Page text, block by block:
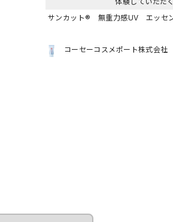
サンカット® 無重力感UV エッセ
コーセーコスメポート株式会社